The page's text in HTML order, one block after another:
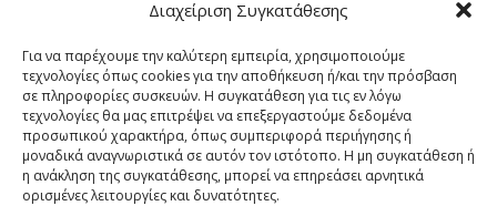
Διαχείριση Συγκατάθεσης
Για να παρέχουμε την καλύτερη εμπειρία, χρησιμοποιούμε
τεχνολογίες όπως cookies για την αποθήκευση ή/και την πρόσβαση
σε πληροφορίες συσκευών. Η συγκατάθεση για τις εν λόγω
τεχνολογίες θα μας επιτρέψει να επεξεργαστούμε δεδομένα
προσωπικού χαρακτήρα, όπως συμπεριφορά περιήγησης ή
μοναδικά αναγνωριστικά σε αυτόν τον ιστότοπο. Η μη συγκατάθεση ή
η ανάκληση της συγκατάθεσης, μπορεί να επηρεάσει αρνητικά
ορισμένες λειτουργίες και δυνατότητες.
Εγγραφή στο Ενημερωτικό
Το Email σας (υποχρεωτικο)